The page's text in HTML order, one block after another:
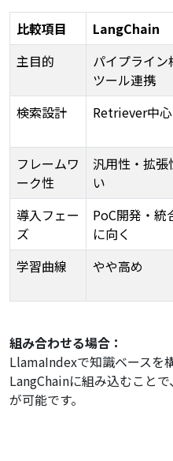
比較項目 LangChain
主目的
パイプライン
ツール連携
検索設計
Retriever中心
フレームワ
ーク性
汎用性・拡張
い
導入フェー
ズ
PoC開発・統
に向く
学習曲線
やや高め
組み合わせる場合：
LlamaIndexで知識ベースを
LangChainに組み込むこと
が可能です。